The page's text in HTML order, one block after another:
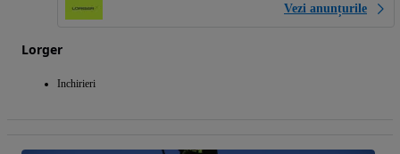
Vezi anunțurile
Lorger
Inchirieri